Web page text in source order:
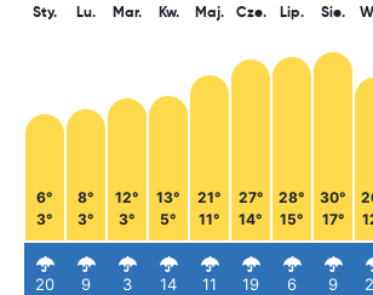
Sty.
6°
3°
20
Lu.
8°
3°
9
Mar.
12°
3°
3
Kw.
13°
5°
14
Maj.
21°
11°
11
Cze.
27°
14°
19
Lip.
28°
15°
6
Sie.
30°
17°
9